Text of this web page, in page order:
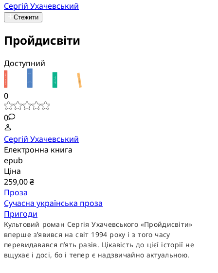
Сергій Ухачевський
Стежити
Пройдисвіти
Доступний
0
0
Сергій Ухачевський
Електронна книга
epub
Ціна
259,00 ₴
Проза
Сучасна українська проза
Пригоди
Культовий роман Сергія Ухачевського «Пройдисвіти»
вперше з’явився на світ 1994 року і з того часу
перевидавався п’ять разів. Цікавість до цієї історії не
вщухає і досі, бо і тепер є надзвичайно актуальною.